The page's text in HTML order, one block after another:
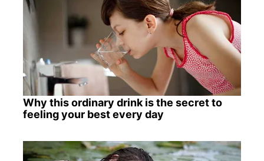
Why this ordinary drink is the secret to
feeling your best every day